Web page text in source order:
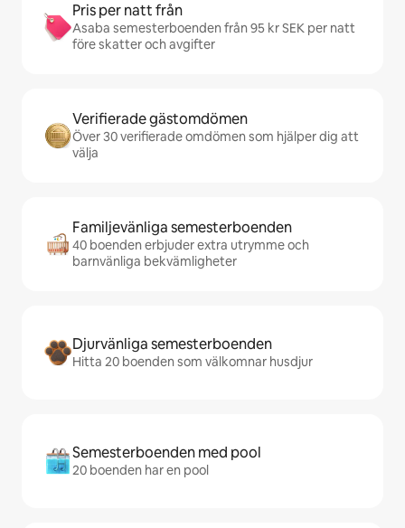
Pris per natt från
Asaba semesterboenden från 95 kr SEK per natt
före skatter och avgifter
Verifierade gästomdömen
Över 30 verifierade omdömen som hjälper dig att
välja
Familjevänliga semesterboenden
40 boenden erbjuder extra utrymme och
barnvänliga bekvämligheter
Djurvänliga semesterboenden
Hitta 20 boenden som välkomnar husdjur
Semesterboenden med pool
20 boenden har en pool